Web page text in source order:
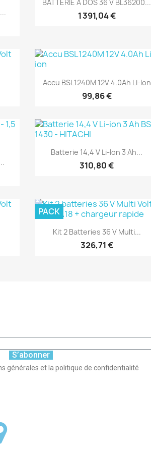
BATTERIE A DOS 36 V BL36200...
1 391,04 €
 Aperçu rapide
Accu BSL1240M 12V 4.0Ah Li-Ion
99,86 €
Aperçu rapide
Batterie 14,4 V Li-Ion 3 Ah...
310,80 €
Aperçu rapide
Kit 2 Batteries 36 V Multi...
326,71 €
(1)
PACK
S’abonner
générales et la politique de confidentialité